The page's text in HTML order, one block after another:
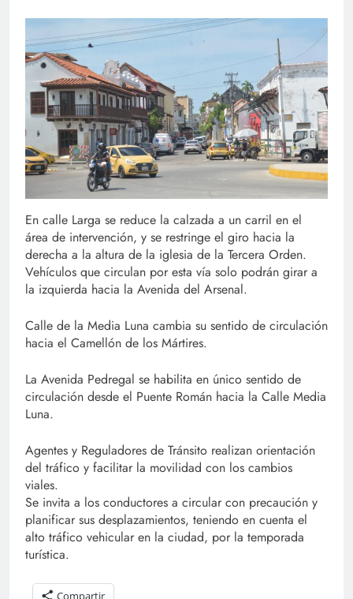
En calle Larga se reduce la calzada a un carril en el
área de intervención, y se restringe el giro hacia la
derecha a la altura de la iglesia de la Tercera Orden.
Vehículos que circulan por esta vía solo podrán girar a
la izquierda hacia la Avenida del Arsenal.
Calle de la Media Luna cambia su sentido de circulación
hacia el Camellón de los Mártires.
La Avenida Pedregal se habilita en único sentido de
circulación desde el Puente Román hacia la Calle Media
Luna.
Agentes y Reguladores de Tránsito realizan orientación
del tráfico y facilitar la movilidad con los cambios
viales.
Se invita a los conductores a circular con precaución y
planificar sus desplazamientos, teniendo en cuenta el
alto tráfico vehicular en la ciudad, por la temporada
turística.
Compartir